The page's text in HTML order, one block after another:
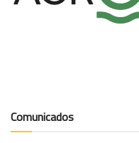
Comunicados